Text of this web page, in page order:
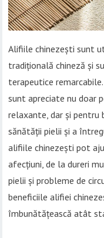
Alifiile chinezești sunt
tradițională chineză și
terapeutice
sunt apreciate nu doar
relaxante, dar și pentru
sănătății pielii și a
alifiile chinezești pot
afecțiuni, de la dureri
pielii și probleme de
beneficiile alifiei
îmbunătățească atât